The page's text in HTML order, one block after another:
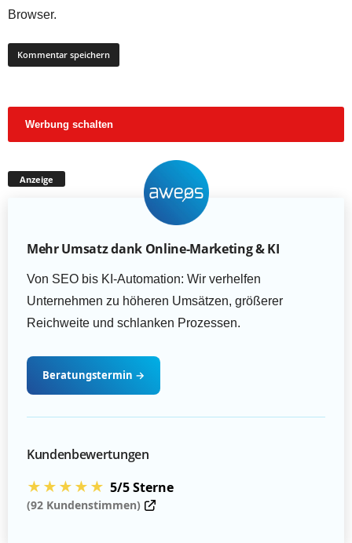
Browser.
Werbung schalten
Anzeige
Mehr Umsatz dank Online-Marketing & KI
Von SEO bis KI-Automation: Wir verhelfen
Unternehmen zu höheren Umsätzen, größerer
Reichweite und schlanken Prozessen.
Beratungstermin →
Kundenbewertungen
★★★★★ 5/5 Sterne
(92 Kundenstimmen)